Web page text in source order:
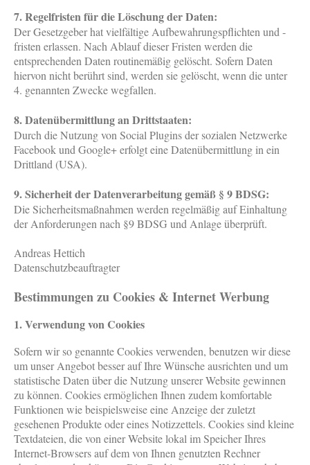
7. Regelfristen für die Löschung der Daten:
Der Gesetzgeber hat vielfältige Aufbewahrungspflichten und -
fristen erlassen. Nach Ablauf dieser Fristen werden die
entsprechenden Daten routinemäßig gelöscht. Sofern Daten
hiervon nicht berührt sind, werden sie gelöscht, wenn die unter
4. genannten Zwecke wegfallen.
8. Datenübermittlung an Drittstaaten:
Durch die Nutzung von Social Plugins der sozialen Netzwerke
Facebook und Google+ erfolgt eine Datenübermittlung in ein
Drittland (USA).
9. Sicherheit der Datenverarbeitung gemäß § 9 BDSG:
Die Sicherheitsmaßnahmen werden regelmäßig auf Einhaltung
der Anforderungen nach §9 BDSG und Anlage überprüft.
Andreas Hettich
Datenschutzbeauftragter
Bestimmungen zu Cookies & Internet Werbung
1. Verwendung von Cookies
Sofern wir so genannte Cookies verwenden, benutzen wir diese
um unser Angebot besser auf Ihre Wünsche ausrichten und um
statistische Daten über die Nutzung unserer Website gewinnen
zu können. Cookies ermöglichen Ihnen zudem komfortable
Funktionen wie beispielsweise eine Anzeige der zuletzt
gesehenen Produkte oder eines Notizzettels. Cookies sind kleine
Textdateien, die von einer Website lokal im Speicher Ihres
Internet-Browsers auf dem von Ihnen genutzten Rechner